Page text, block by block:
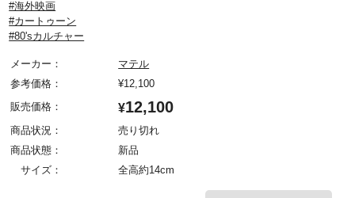
#海外映画
#カートゥーン
#80'sカルチャー
メーカー：
マテル
参考価格：
¥12,100
販売価格：
¥12,100
商品状況：
売り切れ
商品状態：
新品
サイズ：
全高約14cm